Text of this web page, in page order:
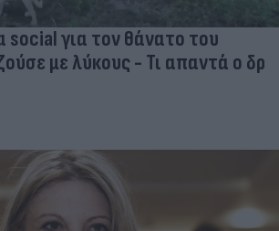
social για τον θάνατο του
με λύκους - Τι απαντά ο δρ